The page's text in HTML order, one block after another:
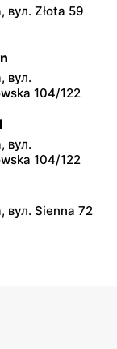
Gumniska
Franciszka
Pełkińska
Grudzicka 45
вул. Złota 59
вул.
104/122
вул.
104/122
вул. Sienna 72